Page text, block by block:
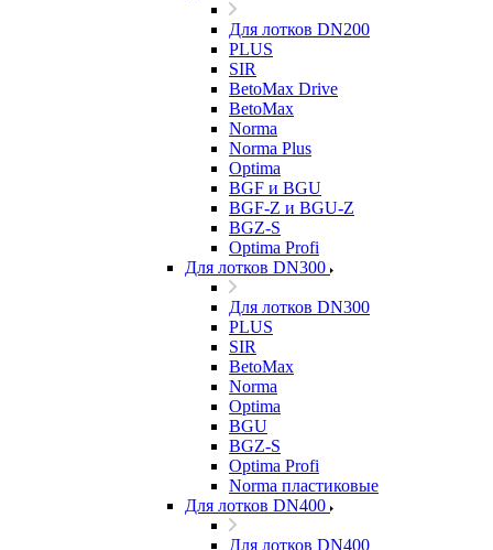
Для лотков DN200
PLUS
SIR
BetoMax Drive
BetoMax
Norma
Norma Plus
Optima
BGF и BGU
BGF-Z и BGU-Z
BGZ-S
Optima Profi
Для лотков DN300
Для лотков DN300
PLUS
SIR
BetoMax
Norma
Optima
BGU
BGZ-S
Optima Profi
Norma пластиковые
Для лотков DN400
Для лотков DN400